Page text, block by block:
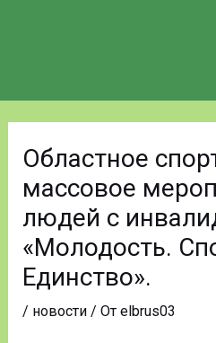
Областное
массовое
людей с
«Молодость.
Единство».
/ новости/ От elbrus03
записям